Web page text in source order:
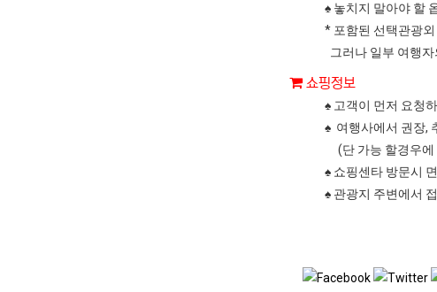
♠ 놓치지 말아야 할
* 포함된 선택관광
그러나 일부 여행
쇼핑정보
♠ 고객이 먼저 요청
♠ 여행사에서 권장,
(단 가능 할경우에
♠ 쇼핑센타 방문시
♠ 관광지 주변에서